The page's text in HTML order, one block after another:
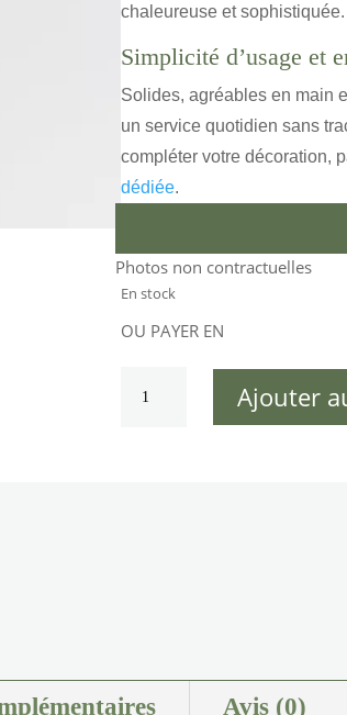
chaleureuse et sophistiquée.
Simplicité d’usage et
Solides, agréables en main
un service quotidien sans
compléter votre décoration,
dédiée.
Photos non contractuelles
En stock
OU PAYER EN
Ajouter
Avis (0)